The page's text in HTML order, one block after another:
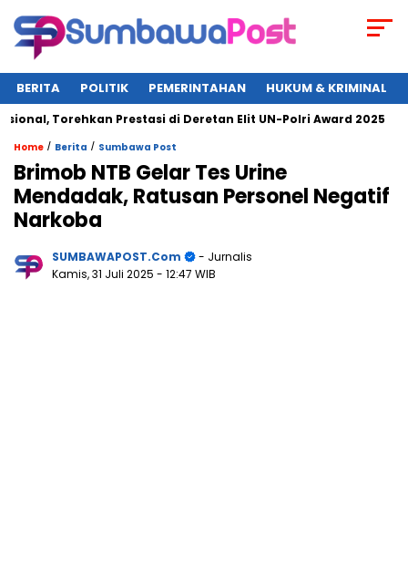
BERITA POLITIK PEMERINTAHAN HUKUM & KRIMINAL
Torehkan Prestasi di Deretan Elit UN-Polri Award 2025
Home / Berita / Sumbawa Post
Brimob NTB Gelar Tes Urine
Mendadak, Ratusan Personel Negatif
Narkoba
SUMBAWAPOST.com
- Jurnalis
Kamis, 31 Juli 2025 - 12:47 WIB